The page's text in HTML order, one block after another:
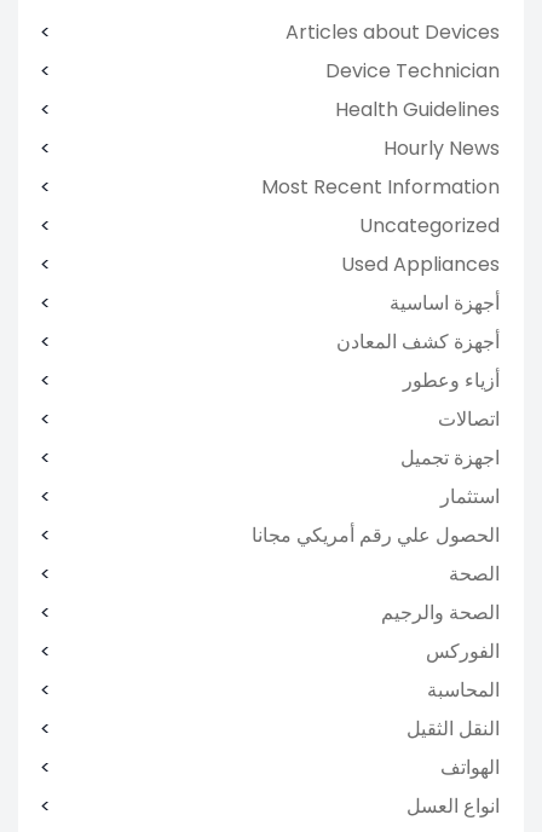
Articles about Devices
Device Technician
Health Guidelines
Hourly News
Most Recent Information
Uncategorized
Used Appliances
أجهزة اساسية
أجهزة كشف المعادن
أزياء وعطور
اتصالات
اجهزة تجميل
استثمار
الحصول علي رقم أمريكي مجانا
الصحة
الصحة والرجيم
الفوركس
المحاسبة
النقل الثقيل
الهواتف
انواع العسل